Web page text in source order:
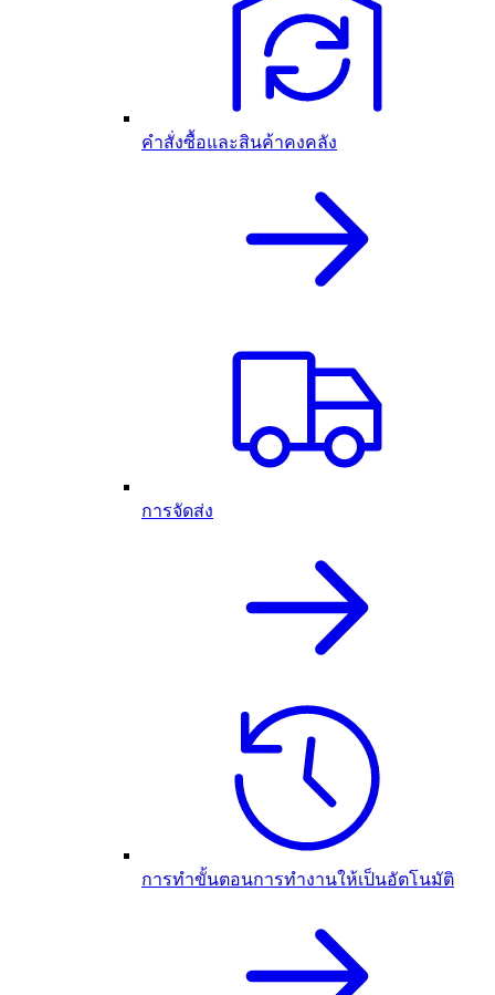
คำสั่งซื้อและสินค้าคงคลัง
การจัดส่ง
การทำขั้นตอนการทำงานให้เป็นอัตโนมัติ